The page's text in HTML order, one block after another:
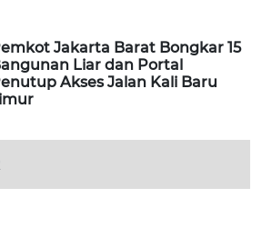
Jakarta Barat Bongkar 15
Liar dan Portal
Akses Jalan Kali Baru